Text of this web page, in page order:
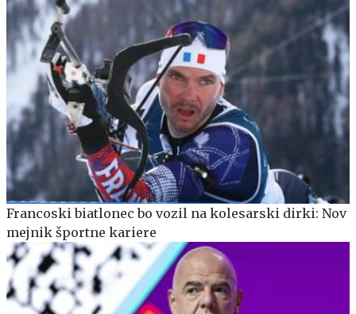
Francoski biatlonec bo vozil na kolesarski dirki: Nov
mejnik športne kariere